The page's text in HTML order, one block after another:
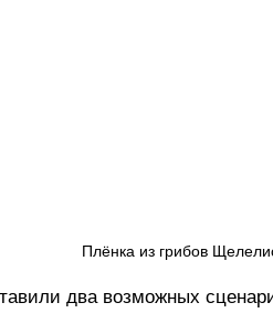
Плёнка из грибов
два возможных